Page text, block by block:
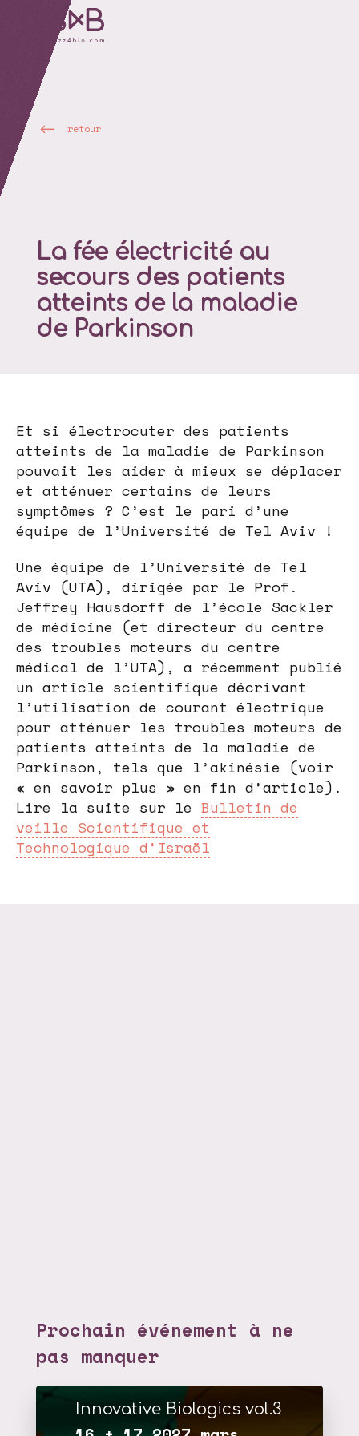
retour
La fée électricité au
secours des patients
atteints de la maladie
de Parkinson
Et si électrocuter des patients
atteints de la maladie de Parkinson
pouvait les aider à mieux se déplacer
et atténuer certains de leurs
symptômes ? C’est le pari d’une
équipe de l’Université de Tel Aviv !
Une équipe de l’Université de Tel
Aviv (UTA), dirigée par le Prof.
Jeffrey Hausdorff de l’école Sackler
de médicine (et directeur du centre
des troubles moteurs du centre
médical de l’UTA), a récemment publié
un article scientifique décrivant
l’utilisation de courant électrique
pour atténuer les troubles moteurs de
patients atteints de la maladie de
Parkinson, tels que l’akinésie (voir
« en savoir plus » en fin d’article).
Lire la suite sur le Bulletin de
veille Scientifique et
Technologique d’Israël
Prochain événement à ne
pas manquer
Innovative Biologics vol.3